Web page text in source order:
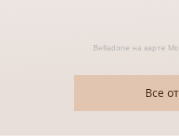
Belladone на карте
Все